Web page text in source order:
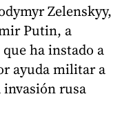
Zelenskyy,
Putin, a
ha instado a
ayuda militar a
rusa